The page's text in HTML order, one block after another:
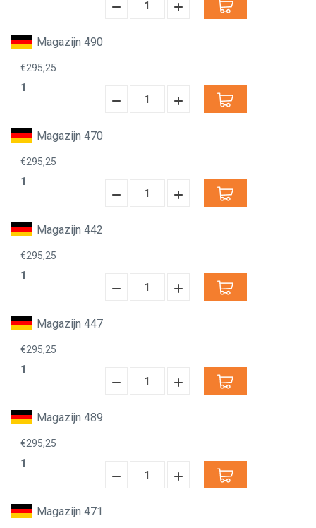
Hoeveelheid Hoeveelheid
Magazijn 490
€295,25
1
Hoeveelheid
Hoeveelheid
Magazijn 470
€295,25
1
Hoeveelheid
Hoeveelheid
Magazijn 442
€295,25
1
Hoeveelheid
Hoeveelheid
Magazijn 447
€295,25
1
Hoeveelheid
Hoeveelheid
Magazijn 489
€295,25
1
Hoeveelheid
Hoeveelheid
Magazijn 471